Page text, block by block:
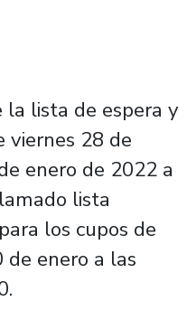
lista de espera y
viernes 28 de
enero de 2022 a
lista
los cupos de
de enero a las